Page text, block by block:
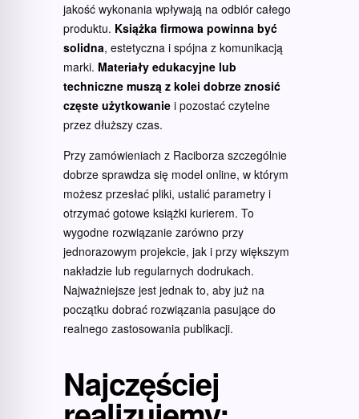
jakość wykonania wpływają na odbiór całego
produktu. Książka firmowa powinna być
solidna, estetyczna i spójna z komunikacją
marki. Materiały edukacyjne lub
techniczne muszą z kolei dobrze znosić
częste użytkowanie i pozostać czytelne
przez dłuższy czas.
Przy zamówieniach z Raciborza szczególnie
dobrze sprawdza się model online, w którym
możesz przesłać pliki, ustalić parametry i
otrzymać gotowe książki kurierem. To
wygodne rozwiązanie zarówno przy
jednorazowym projekcie, jak i przy większym
nakładzie lub regularnych dodrukach.
Najważniejsze jest jednak to, aby już na
początku dobrać rozwiązania pasujące do
realnego zastosowania publikacji.
Najczęściej